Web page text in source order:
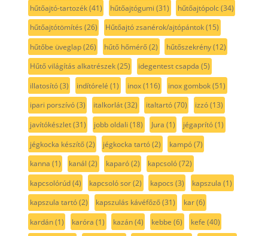
hűtőajtó-tartozék(41) hűtőajtógumi (31) hűtőajtópolc(34)
hűtőajtótömítés (26) Hűtőajtó zsanérok/ajtópántok(15)
hűtőbe üveglap(26) hűtő hőmérő(2) hűtőszekrény(12)
Hűtő világítás alkatrészek(25) idegentest csapda (5)
illatosító(3) indítórelé (1) inox(116) inox gombok(51)
ipari porszívó(3) italkorlát(32) italtartó(70) izzó(13)
javítókészlet(31) jobb oldali (18) Jura (1) jégaprító(1)
jégkocka készítő(2) jégkocka tartó(2) kampó(7)
kanna (1) kanál (2) kaparó(2) kapcsoló(72)
kapcsolórúd(4) kapcsoló sor(2) kapocs (3) kapszula (1)
kapszula tartó(2) kapszulás kávéfőző(31) kar(6)
kardán(1) karóra (1) kazán(4) kebbe (6) kefe (40)